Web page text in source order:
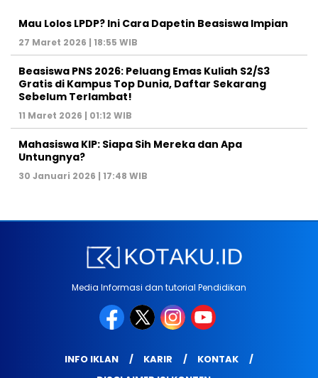
Mau Lolos LPDP? Ini Cara Dapetin Beasiswa Impian
27 Maret 2026 | 18:55 WIB
Beasiswa PNS 2026: Peluang Emas Kuliah S2/S3
Gratis di Kampus Top Dunia, Daftar Sekarang
Sebelum Terlambat!
11 Maret 2026 | 01:12 WIB
Mahasiswa KIP: Siapa Sih Mereka dan Apa
Untungnya?
30 Januari 2026 | 17:48 WIB
Media Informasi dan tutorial Pendidikan
INFO IKLAN KARIR
KONTAK